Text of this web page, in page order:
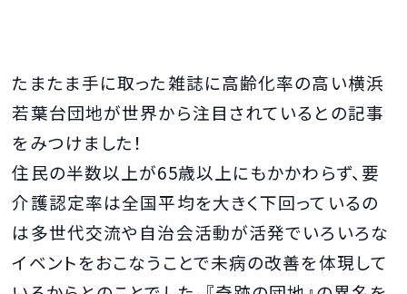
たまたま手に取った雑誌に高齢化率の高い横浜
若葉台団地が世界から注目されているとの記事
をみつけました！
住民の半数以上が65歳以上にもかかわらず、要
介護認定率は全国平均を大きく下回っているの
は多世代交流や 自治会活動が活発でいろいろな
イベントをおこなうことで未病の改善を体現して